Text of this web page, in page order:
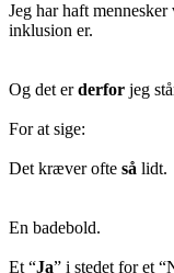
Jeg har haft
inklusion er.
Og det erderfor jeg
For at sige:
Det kræver ofte så lidt.
En badebold.
Et “Ja” i stedet for et